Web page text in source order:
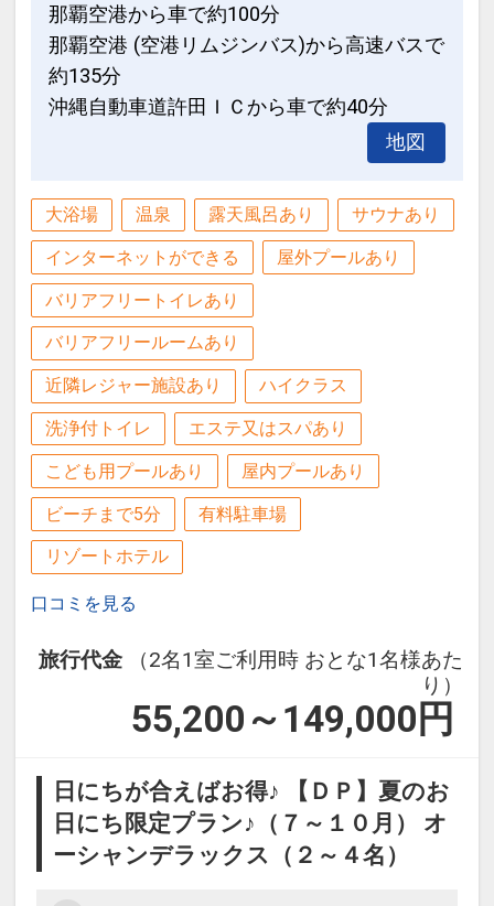
那覇空港から車で約100分
那覇空港 (空港リムジンバス)から高速バスで
約135分
沖縄自動車道許田ＩＣから車で約40分
地図
大浴場 温泉 露天風呂あり サウナあり
インターネットができる 屋外プールあり
バリアフリートイレあり
バリアフリールームあり
近隣レジャー施設あり ハイクラス
洗浄付トイレ エステ又はスパあり
こども用プールあり 屋内プールあり
ビーチまで5分 有料駐車場
リゾートホテル
口コミを見る
旅行代金
（2名1室ご利用時 おとな1名様あた
り）
55,200～149,000 円
日にちが合えばお得♪ 【ＤＰ】夏のお
日にち限定プラン♪（７～１０月） オ
ーシャンデラックス（２～４名）